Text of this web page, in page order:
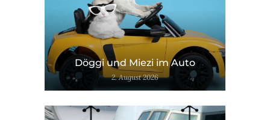
Döggi und Miezi im Auto
2. August 2026